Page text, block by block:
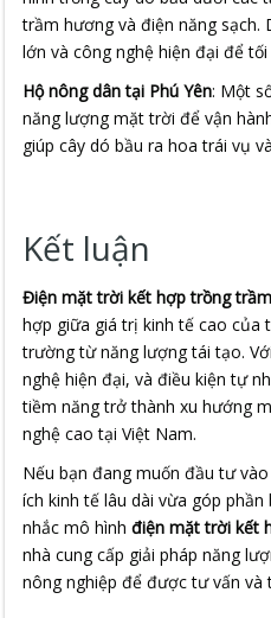
trầm hương và điện năng sạch.
lớn và công nghệ hiện đại để
Hộ nông dân tại Phú Yên: Một
năng lượng mặt trời để vận
giúp cây dó bầu ra hoa trái vụ
Kết luận
Điện mặt trời kết hợp trồng trầm
hợp giữa giá trị kinh tế cao của
trường từ năng lượng tái tạo.
nghệ hiện đại, và điều kiện tự
tiềm năng trở thành xu hướng
nghệ cao tại Việt Nam.
Nếu bạn đang muốn đầu tư
ích kinh tế lâu dài vừa góp
nhắc mô hìnhđiện mặt trời kết
nhà cung cấp giải pháp năng
nông nghiệp để được tư vấn và